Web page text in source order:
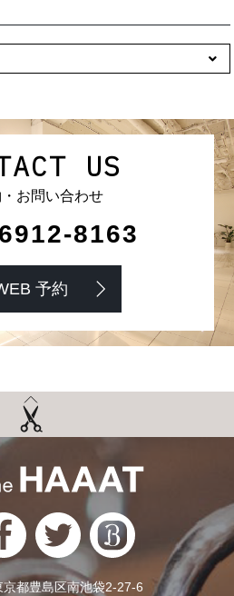
US
お問い合わせ
8163
予約
都豊島区南池袋2-27-6